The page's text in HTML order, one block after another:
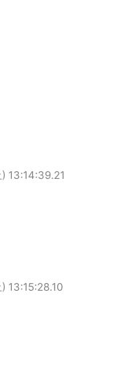
13:14:39.21
13:15:28.10